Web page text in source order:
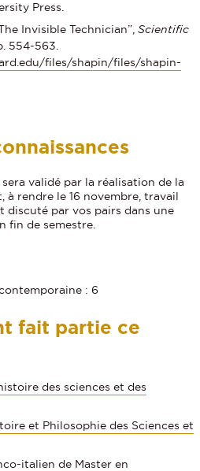
Press.
Invisible Technician”, Scientific
554-563.
files/shapin/files/shapin-
validé par la réalisation de la
à rendre le 16 novembre, travail
discuté par vos pairs dans une
fin de semestre.
: 6
fait partie ce
des sciences et des
et Philosophie des Sciences et
italien de Master en